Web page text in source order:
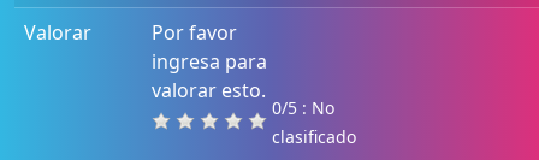
Valorar
Por favor
ingresa para
valorar esto.
0/5 : No
clasificado